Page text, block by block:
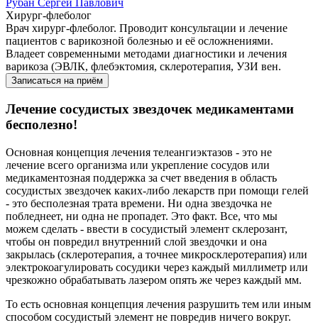
Рубан Сергей Павлович
Хирург-флеболог
Врач хирург-флеболог. Проводит консультации и лечение
пациентов с варикозной болезнью и её осложнениями.
Владеет современными методами диагностики и лечения
варикоза (ЭВЛК, флебэктомия, склеротерапия, УЗИ вен.
Записаться на приём
Лечение сосудистых звездочек медикаментами
бесполезно!
Основная концепция лечения телеангиэктазов - это не
лечение всего организма или укрепление сосудов или
медикаментозная поддержка за счет введения в область
сосудистых звездочек каких-либо лекарств при помощи гелей
- это бесполезная трата времени. Ни одна звездочка не
побледнеет, ни одна не пропадет. Это факт. Все, что мы
можем сделать - ввести в сосудистый элемент склерозант,
чтобы он повредил внутренний слой звездочки и она
закрылась (склеротерапия, а точнее микросклеротерапия) или
электрокоагулировать сосудики через каждый миллиметр или
чрезкожно обрабатывать лазером опять же через каждый мм.
То есть основная концепция лечения разрушить тем или иным
способом сосудистый элемент не повредив ничего вокруг.